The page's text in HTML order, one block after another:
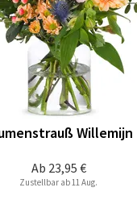
Ab 23,95 €
Willemijn
Zustellbar ab 11 Aug.